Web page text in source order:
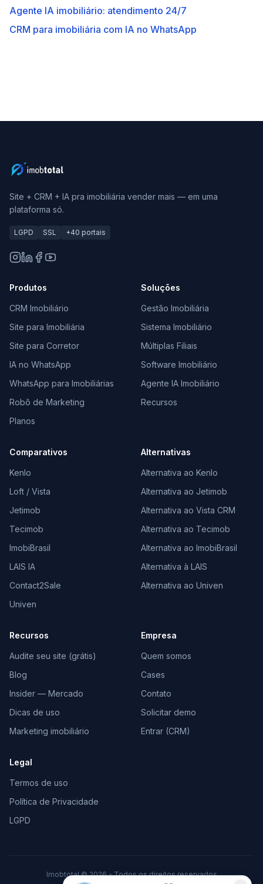
Agente IA imobiliário: atendimento 24/7
CRM para imobiliária com IA no WhatsApp
Site + CRM + IA pra imobiliária vender mais — em uma
plataforma só.
LGPD SSL +40 portais
Produtos
CRM Imobiliário
Site para Imobiliária
Site para Corretor
IA no WhatsApp
WhatsApp para Imobiliárias
Robô de Marketing
Planos
Soluções
Gestão Imobiliária
Sistema Imobiliário
Múltiplas Filiais
Software Imobiliário
Agente IA Imobiliário
Recursos
Comparativos
Kenlo
Loft / Vista
Jetimob
Tecimob
ImobiBrasil
LAIS IA
Contact2Sale
Univen
Alternativas
Alternativa ao Kenlo
Alternativa ao Jetimob
Alternativa ao Vista CRM
Alternativa ao Tecimob
Alternativa ao ImobiBrasil
Alternativa à LAIS
Alternativa ao Univen
Recursos
Audite seu site (grátis)
Blog
Insider — Mercado
Dicas de uso
Marketing imobiliário
Empresa
Quem somos
Cases
Contato
Solicitar demo
Entrar (CRM)
Legal
Termos de uso
Política de Privacidade
LGPD
Imobtotal © 2026 - Todos os direitos reservados